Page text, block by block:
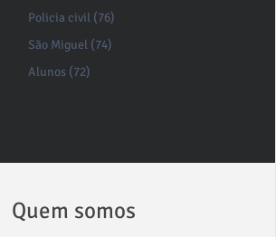
Policia civil (76)
São Miguel (74)
Alunos (72)
Quem somos